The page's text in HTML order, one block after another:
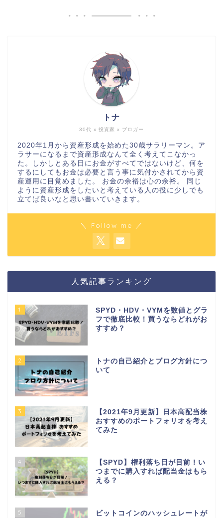
30代 x 投資家 x ブロガー
トナ
2020年1月から資産形成を始めた30歳サラリーマン。ア
ラサーになるまで資産形成なんて全く考えてこなかっ
た。しかしとある日にお金がすべてではないけど、何を
するにしてもお金は必要と言う事に気付かされてから資
産運用に目覚めました。 お金の余裕は心の余裕。 同じ
ように資産形成をしたいと考えている人の役に少しでも
立てば良いなと思い書いていきます。
＼ Follow me ／
人気記事ランキング
1
SPYD・HDV・VYMを数値とグラ
フで徹底比較！買うならどれがお
すすめ？
2
トナの自己紹介とブログ方針につ
いて
3
【2021年9月更新】日本高配当株
おすすめのポートフォリオを考え
てみた
4
【SPYD】権利落ち日が目前！い
つまでに購入すれば配当金はもら
える？
5
ビットコインのハッシュレートが